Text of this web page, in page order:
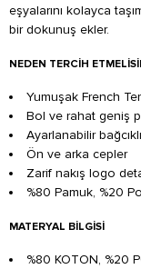
eşyalarını kolayca
bir dokunuş ekler.
NEDEN TERCIH
Yumuşak French
Bol ve rahat geniş
Ayarlanabilir
Ön ve arka cepler
Zarif nakış logo
%80 Pamuk, %20
MATERYAL BILGISI
%80 KOTON, %20